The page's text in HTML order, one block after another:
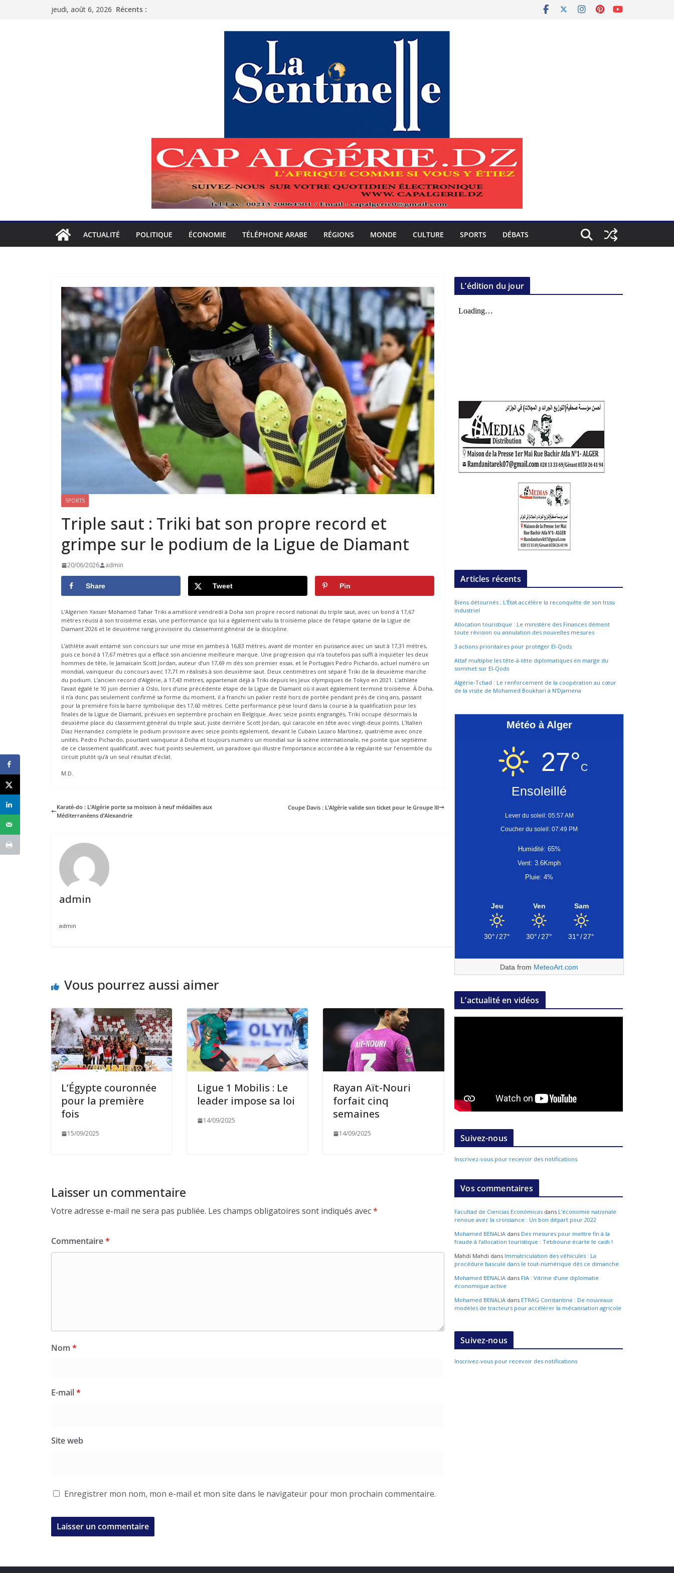
jeudi, août 6, 2026 Récents :
ACTUALITÉ POLITIQUE ÉCONOMIE TÉLÉPHONE ARABE RÉGIONS MONDE CULTURE SPORTS DÉBATS
SPORTS
Triple saut : Triki bat son propre record et
grimpe sur le podium de la Ligue de Diamant
20/06/2026 admin
Share Tweet Pin
L’Algérien Yasser Mohamed Tahar Triki a amélioré vendredi à Doha son propre record national du triple saut, avec un bond à 17,67
mètres réussi à son troisième essai, une performance qui lui a également valu la troisième place de l’étape qatarie de la Ligue de
Diamant 2026 et le deuxième rang provisoire du classement général de la discipline.
L’athlète avait entamé son concours sur une mise en jambes à 16,83 mètres, avant de monter en puissance avec un saut à 17,31 mètres,
puis ce bond à 17,67 mètres qui a effacé son ancienne meilleure marque. Une progression qui n’a toutefois pas suffi à inquiéter les deux
hommes de tête, le Jamaïcain Scott Jordan, auteur d’un 17,69 m dès son premier essai, et le Portugais Pedro Pichardo, actuel numéro un
mondial, vainqueur du concours avec 17,71 m réalisés à son deuxième saut. Deux centimètres ont séparé Triki de la deuxième marche
du podium. L’ancien record d’Algérie, à 17,43 mètres, appartenait déjà à Triki depuis les Jeux olympiques de Tokyo en 2021. L’athlète
l’avait égalé le 10 juin dernier à Oslo, lors d’une précédente étape de la Ligue de Diamant où il avait également terminé troisième. À Doha,
il n’a donc pas seulement confirmé sa forme du moment, il a franchi un palier resté hors de portée pendant près de cinq ans, passant
pour la première fois la barre symbolique des 17,60 mètres. Cette performance pèse lourd dans la course à la qualification pour les
finales de la Ligue de Diamant, prévues en septembre prochain en Belgique. Avec seize points engrangés, Triki occupe désormais la
deuxième place du classement général du triple saut, juste derrière Scott Jordan, qui caracole en tête avec vingt-deux points. L’Italien
Diaz Hernandez complète le podium provisoire avec seize points également, devant le Cubain Lazaro Martinez, quatrième avec onze
unités. Pedro Pichardo, pourtant vainqueur à Doha et toujours numéro un mondial sur la scène internationale, ne pointe que septième
de ce classement qualificatif, avec huit points seulement, un paradoxe qui illustre l’importance accordée à la régularité sur l’ensemble du
circuit plutôt qu’à un seul résultat d’éclat.
M.D.
Karaté-do : L’Algérie porte sa moisson à neuf médailles aux
Méditerranéens d’Alexandrie
Coupe Davis : L’Algérie valide son ticket pour le Groupe III
admin
admin
Vous pourrez aussi aimer
L’Égypte couronnée
pour la première
fois
15/09/2025
Ligue 1 Mobilis : Le
leader impose sa loi
14/09/2025
Rayan Aït-Nouri
forfait cinq
semaines
14/09/2025
Laisser un commentaire
Votre adresse e-mail ne sera pas publiée. Les champs obligatoires sont indiqués avec*
Commentaire*
Nom *
E-mail*
Site web
Enregistrer mon nom, mon e-mail et mon site dans le navigateur pour mon prochain commentaire.
L’édition du jour
Articles récents
Biens détournés : L’État accélère la reconquête de son tissu
industriel
Allocation touristique : Le ministère des Finances dément
toute révision ou annulation des nouvelles mesures
3 actions prioritaires pour protéger El-Qods
Attaf multiplie les tête-à-tête diplomatiques en marge du
sommet sur El-Qods
Algérie-Tchad : Le renforcement de la coopération au cœur
de la visite de Mohamed Boukhari à N’Djamena
Météo à Alger
27°C
Ensoleillé
Lever du soleil: 05:57 AM
Coucher du soleil: 07:49 PM
Humidité: 65%
Vent: 3.6Kmph
Pluie: 4%
Jeu
30°/27°
Ven
30°/27°
Sam
31°/27°
Data from MeteoArt.com
L’actualité en vidéos
Suivez-nous
Inscrivez-vous pour recevoir des notifications
Vos commentaires
Facultad de Ciencias Económicas dans L’économie nationale
renoue avec la croissance : Un bon départ pour 2022
Mohamed BENALIA dans Des mesures pour mettre fin à la
fraude à l’allocation touristique : Tebboune écarte le cash !
Mahdi Mahdi dans Immatriculation des véhicules : La
procédure bascule dans le tout-numérique dès ce dimanche
Mohamed BENALIA dans FIA : Vitrine d’une diplomatie
économique active
Mohamed BENALIA dans ETRAG Constantine : De nouveaux
modèles de tracteurs pour accélérer la mécanisation agricole
Suivez-nous
Inscrivez-vous pour recevoir des notifications